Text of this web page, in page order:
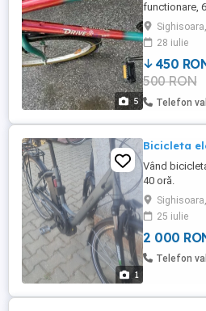
5
functionare,
28 iulie
450
500 RON
Telefon
1
Bicicleta
Vând
40 oră.
25 iulie
2 000
Telefon